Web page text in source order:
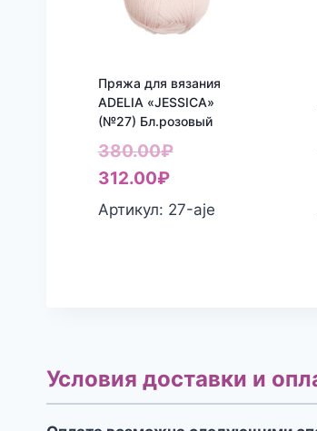
Пряжа для вязания
ADELIA «JESSICA»
(№27) Бл.розовый
380.00₽Первоначальная
составляла
312.00₽Текущая
цена:
Артикул: 27-aje
Условия доставки и